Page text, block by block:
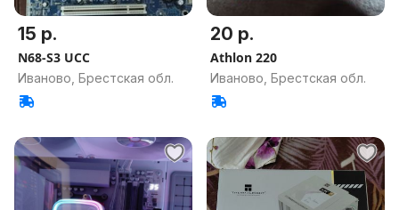
15 р.
N68-S3 UCC
Иваново, Брестская обл.
20 р.
Athlon 220
Иваново, Брестская обл.